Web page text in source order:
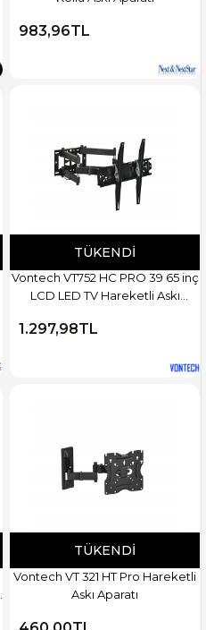
983,96TL
TÜKENDI
Vontech VT752 HC PRO 39 65 inç
LCD LED TV Hareketli Askı
1.297,98TL
TÜKENDI
Vontech VT 321 HT Pro Hareketli
Askı Aparatı